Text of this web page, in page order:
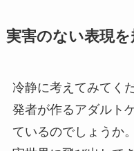
実害のない表現
冷静に考えてみてく
発者が作るアダルト
ているのでしょうか